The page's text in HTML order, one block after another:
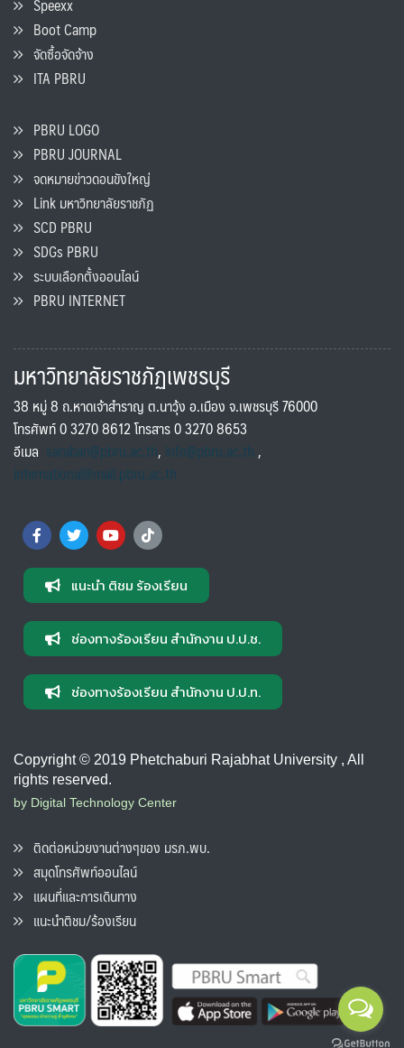
Speexx
Boot Camp
จัดซื้อจัดจ้าง
ITA PBRU
PBRU LOGO
PBRU JOURNAL
จดหมายข่าวดอนขังใหญ่
Link มหาวิทยาลัยราชภัฏ
SCD PBRU
SDGs PBRU
ระบบเลือกตั้งออนไลน์
PBRU INTERNET
มหาวิทยาลัยราชภัฏเพชรบุรี
38 หมู่ 8 ถ.หาดเจ้าสำราญ ต.นาวุ้ง อ.เมือง จ.เพชรบุรี 76000
โทรศัพท์ 0 3270 8612 โทรสาร 0 3270 8653
อีเมล saraban@pbru.ac.th, info@pbru.ac.th,
international@mail.pbru.ac.th
แนะนำ ติชม ร้องเรียน
ช่องทางร้องเรียน สำนักงาน ป.ป.ช.
ช่องทางร้องเรียน สำนักงาน ป.ป.ท.
Copyright © 2019 Phetchaburi Rajabhat University , All
rights reserved.
by Digital Technology Center
ติดต่อหน่วยงานต่างๆของ มรภ.พบ.
สมุดโทรศัพท์ออนไลน์
แผนที่และการเดินทาง
แนะนำติชม/ร้องเรียน